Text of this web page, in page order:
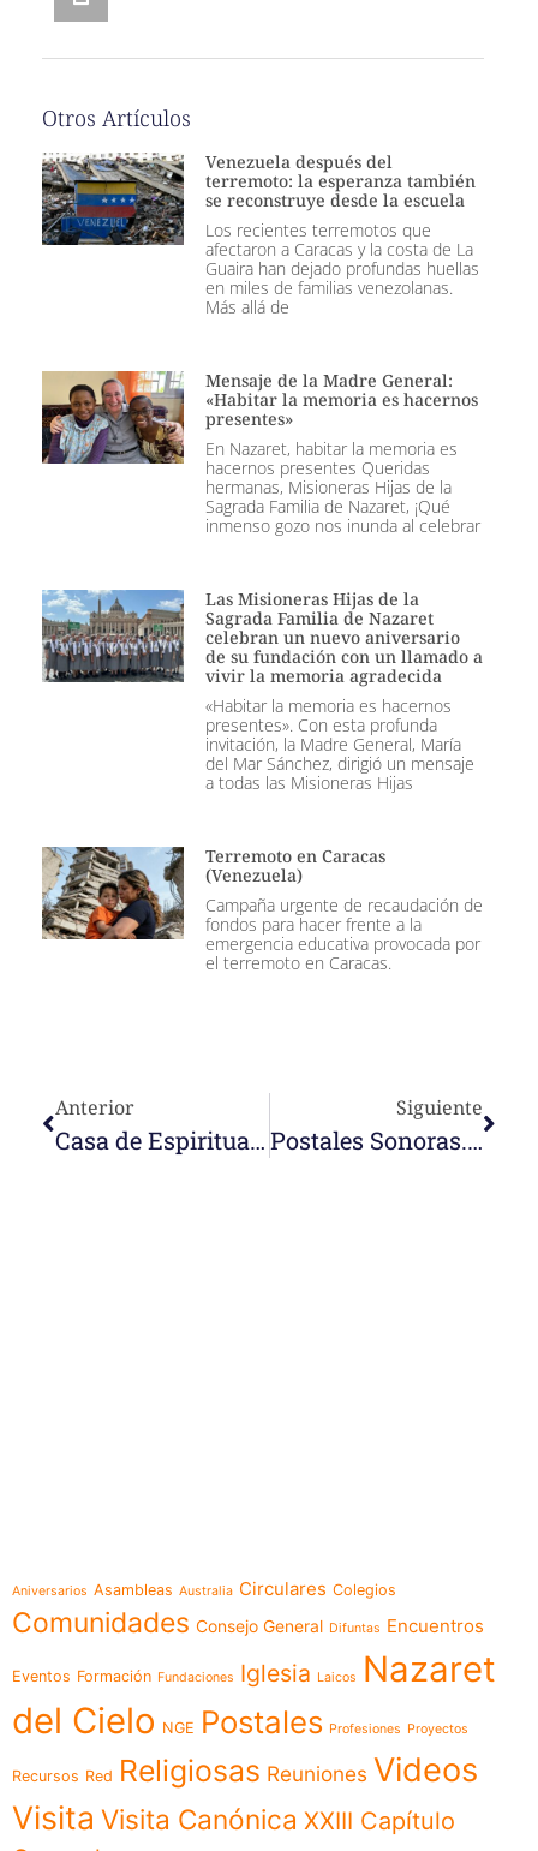
Otros Artículos
Venezuela después del
terremoto: la esperanza también
se reconstruye desde la escuela
Los recientes terremotos que
afectaron a Caracas y la costa de La
Guaira han dejado profundas huellas
en miles de familias venezolanas.
Más allá de
Mensaje de la Madre General:
«Habitar la memoria es hacernos
presentes»
En Nazaret, habitar la memoria es
hacernos presentes Queridas
hermanas, Misioneras Hijas de la
Sagrada Familia de Nazaret, ¡Qué
inmenso gozo nos inunda al celebrar
Las Misioneras Hijas de la
Sagrada Familia de Nazaret
celebran un nuevo aniversario
de su fundación con un llamado a
vivir la memoria agradecida
«Habitar la memoria es hacernos
presentes». Con esta profunda
invitación, la Madre General, María
del Mar Sánchez, dirigió un mensaje
a todas las Misioneras Hijas
Terremoto en Caracas
(Venezuela)
Campaña urgente de recaudación de
fondos para hacer frente a la
emergencia educativa provocada por
el terremoto en Caracas.
Anterior
Casa de Espiritualidad Nazaret, El Jarillo (Venezuela)
Siguiente
Postales Sonoras. Mª del Carmen Murcia
Aniversarios Asambleas Australia Circulares Colegios
Comunidades Consejo General Difuntas Encuentros
Eventos Formación Fundaciones Iglesia Laicos
Nazaret
del Cielo NGE Postales Profesiones Proyectos
Recursos Red Religiosas Reuniones Videos
Visita Visita Canónica XXIII Capítulo